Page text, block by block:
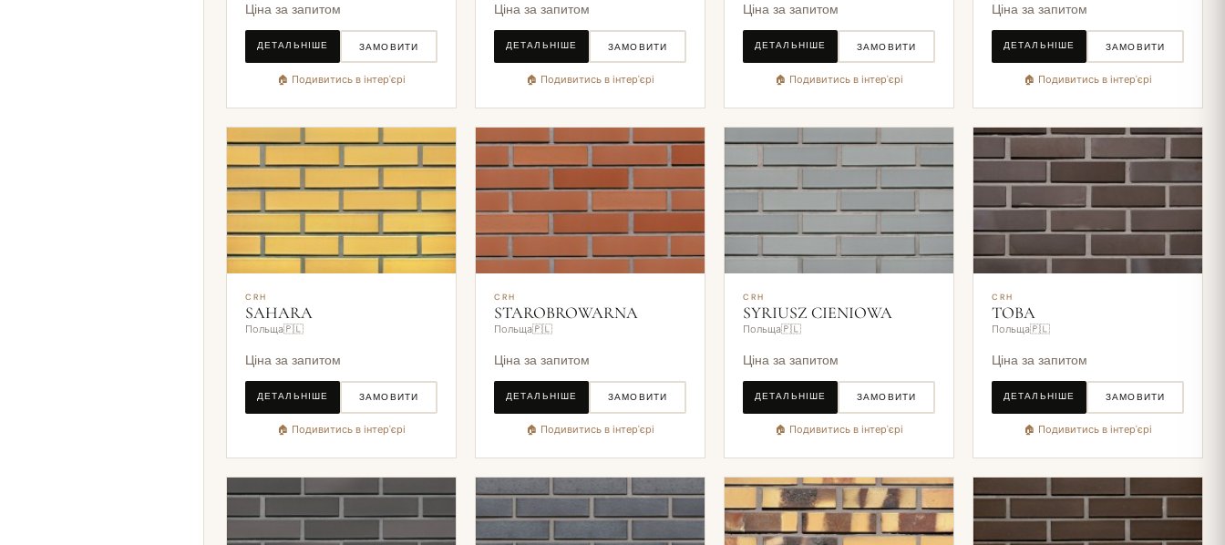
Ціна за запитом
ДЕТАЛЬНІШЕ ЗАМОВИТИ
🏠 Подивитись в інтер'єрі
Ціна за запитом
ДЕТАЛЬНІШЕ ЗАМОВИТИ
🏠 Подивитись в інтер'єрі
Ціна за запитом
ДЕТАЛЬНІШЕ ЗАМОВИТИ
🏠 Подивитись в інтер'єрі
Ціна за запитом
ДЕТАЛЬНІШЕ ЗАМОВИТИ
🏠 Подивитись в інтер'єрі
CRH
SAHARA
Польща🇵🇱
Ціна за запитом
ДЕТАЛЬНІШЕ ЗАМОВИТИ
🏠 Подивитись в інтер'єрі
CRH
STAROBROWARNA
Польща🇵🇱
Ціна за запитом
ДЕТАЛЬНІШЕ ЗАМОВИТИ
🏠 Подивитись в інтер'єрі
CRH
SYRIUSZ CIENIOWA
Польща🇵🇱
Ціна за запитом
ДЕТАЛЬНІШЕ ЗАМОВИТИ
🏠 Подивитись в інтер'єрі
CRH
TOBA
Польща🇵🇱
Ціна за запитом
ДЕТАЛЬНІШЕ ЗАМОВИТИ
🏠 Подивитись в інтер'єрі